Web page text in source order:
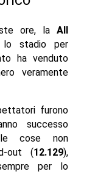
ore, laAll
lo stadio per
ha venduto
veramente
furono
successo
cose non
out (12.129),
per lo